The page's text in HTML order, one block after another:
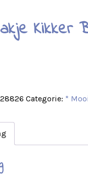
Kikker
Categorie: *